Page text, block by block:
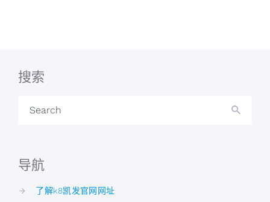
搜索
Search
导航
了解k8凯发官网网址